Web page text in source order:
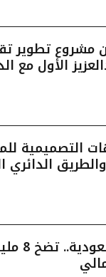
ضمن مشروع
الأول مع
التصميمية
الدائري
خريطة